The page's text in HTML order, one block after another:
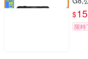
$
限時